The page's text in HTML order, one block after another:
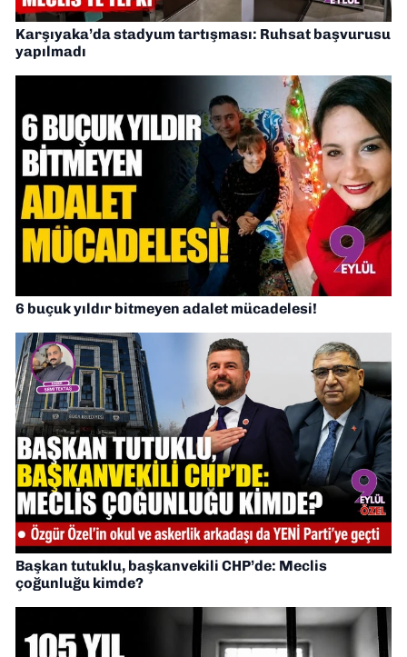
Karşıyaka’da stadyum tartışması: Ruhsat başvurusu
yapılmadı
6 buçuk yıldır bitmeyen adalet mücadelesi!
Başkan tutuklu, başkanvekili CHP’de: Meclis
çoğunluğu kimde?